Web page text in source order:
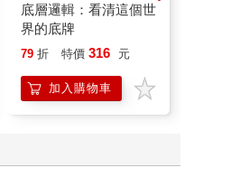
底層邏輯：看清這個世
界的底牌
79 折 特價 316 元
加入購物車